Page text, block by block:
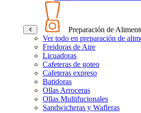
Preparación de
Ver todo en preparación de
Freidoras de Aire
Licuadoras
Cafeteras de goteo
Cafeteras expreso
Batidoras
Ollas Arroceras
Ollas Multifucionales
Sandwicheras y Wafleras